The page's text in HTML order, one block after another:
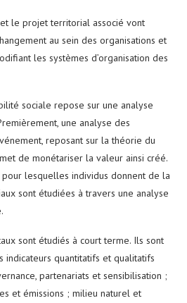
le projet territorial associé vont
au sein des organisations et
les systèmes d’organisation des
sociale repose sur une analyse
une analyse des
reposant sur la théorie du
de monétariser la valeur ainsi créé.
lesquelles individus donnent de la
sont étudiées à travers une analyse
sont étudiés à court terme. Ils sont
quantitatifs et qualitatifs
partenariats et sensibilisation ;
et émissions ; milieu naturel et